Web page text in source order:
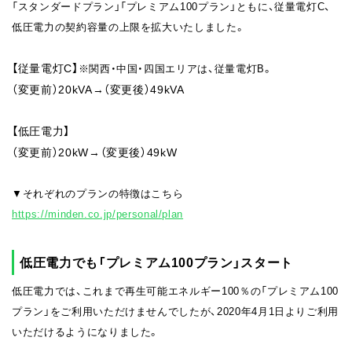
「スタンダードプラン」「プレミアム100プラン」ともに、従量電灯C、
低圧電力の契約容量の上限を拡大いたしました。
【従量電灯C】 ※関西・中国・四国エリアは、従量電灯B。
（変更前）20kVA→（変更後）49kVA
【低圧電力】
（変更前）20kW→（変更後）49kW
▼それぞれのプランの特徴はこちら
https://minden.co.jp/personal/plan
低圧電力でも「プレミアム100プラン」スタート
低圧電力では、これまで再生可能エネルギー100％の「プレミアム100
プラン」をご利用いただけませんでしたが、2020年4月1日よりご利用
いただけるようになりました。